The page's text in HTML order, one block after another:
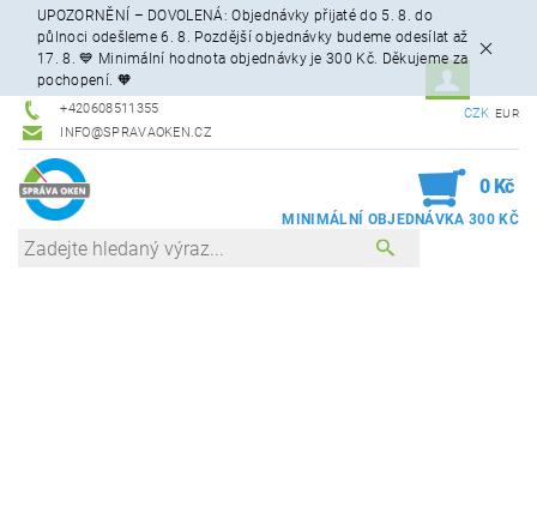
UPOZORNĚNÍ – DOVOLENÁ: Objednávky přijaté do 5. 8. do
půlnoci odešleme 6. 8. Pozdější objednávky budeme odesílat až
17. 8. 💙 Minimální hodnota objednávky je 300 Kč. Děkujeme za
pochopení. 🧡
+420608511355
INFO@SPRAVAOKEN.CZ
CZK EUR
0 Kč